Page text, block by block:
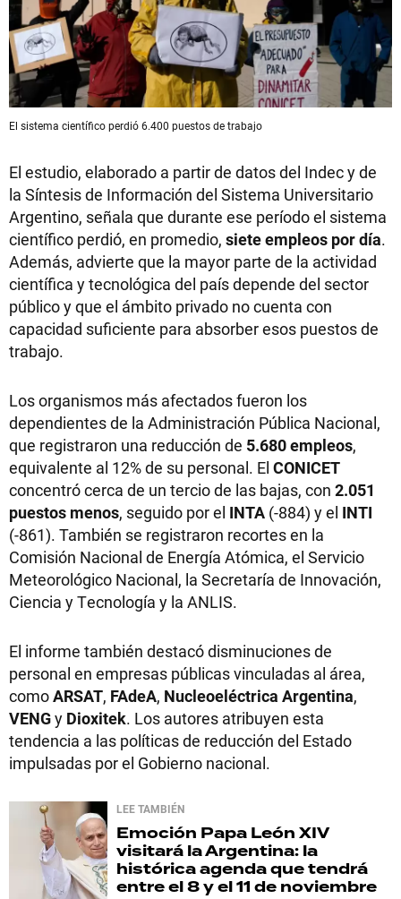
El sistema científico perdió 6.400 puestos de trabajo
El estudio, elaborado a partir de datos del Indec y de
la Síntesis de Información del Sistema Universitario
Argentino, señala que durante ese período el sistema
científico perdió, en promedio, siete empleos por día.
Además, advierte que la mayor parte de la actividad
científica y tecnológica del país depende del sector
público y que el ámbito privado no cuenta con
capacidad suficiente para absorber esos puestos de
trabajo.
Los organismos más afectados fueron los
dependientes de la Administración Pública Nacional,
que registraron una reducción de 5.680 empleos,
equivalente al 12% de su personal. El CONICET
concentró cerca de un tercio de las bajas, con 2.051
puestos menos, seguido por el INTA (-884) y el INTI
(-861). También se registraron recortes en la
Comisión Nacional de Energía Atómica, el Servicio
Meteorológico Nacional, la Secretaría de Innovación,
Ciencia y Tecnología y la ANLIS.
El informe también destacó disminuciones de
personal en empresas públicas vinculadas al área,
comoARSAT, FAdeA, Nucleoeléctrica Argentina,
VENGy Dioxitek. Los autores atribuyen esta
tendencia a las políticas de reducción del Estado
impulsadas por el Gobierno nacional.
LEE TAMBIÉN
Emoción Papa León XIV
visitará la Argentina: la
histórica agenda que tendrá
entre el 8 y el 11 de noviembre